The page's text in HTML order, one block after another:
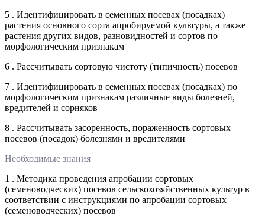
5 . Идентифицировать в семенных посевах (посадках)
растения основного сорта апробируемой культуры, а также
растения других видов, разновидностей и сортов по
морфологическим признакам
6 . Рассчитывать сортовую чистоту (типичность) посевов
7 . Идентифицировать в семенных посевах (посадках) по
морфологическим признакам различные виды болезней,
вредителей и сорняков
8 . Рассчитывать засоренность, пораженность сортовых
посевов (посадок) болезнями и вредителями
Необходимые знания
1 . Методика проведения апробации сортовых
(семеноводческих) посевов сельскохозяйственных культур в
соответствии с инструкциями по апробации сортовых
(семеноводческих) посевов